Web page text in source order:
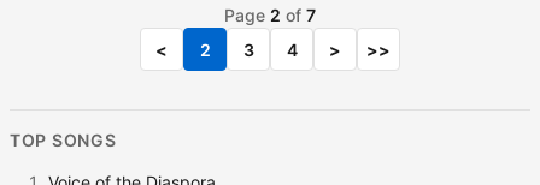
Page 2 of 7
<
2 3 4 > >>
TOP SONGS